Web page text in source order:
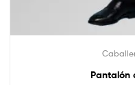
Pantalón